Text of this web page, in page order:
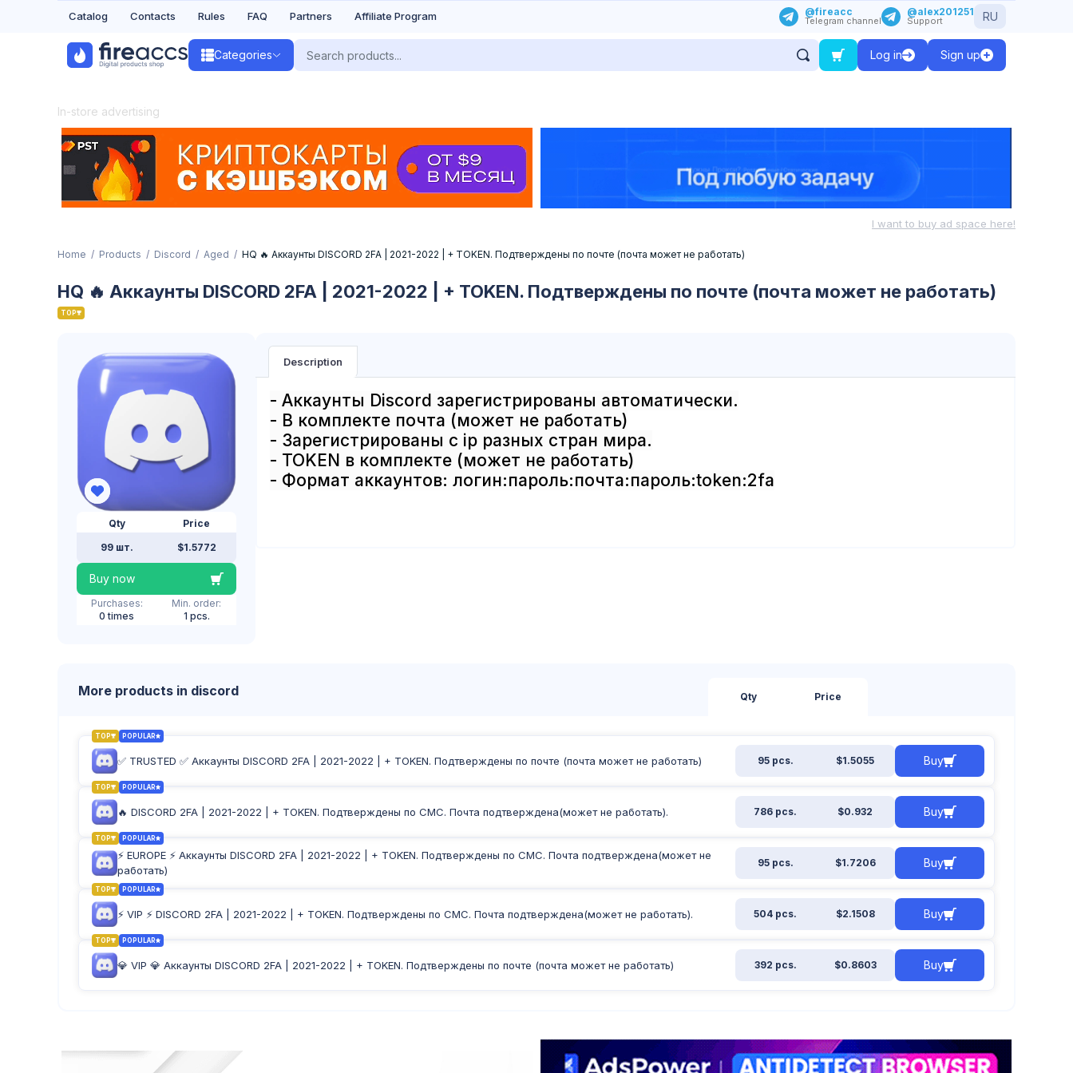
Catalog Contacts Rules FAQ Partners Affiliate Program @fireacc
Telegram channel
@alex201251
Support RU
Categories Log in Sign up
In-store advertising
I want to buy ad space here!
Home Products Discord Aged HQ 🔥 Аккаунты DISCORD 2FA | 2021-2022 | + TOKEN. Подтверждены по почте (почта может не работать)
HQ 🔥 Аккаунты DISCORD 2FA | 2021-2022 | + TOKEN. Подтверждены по почте (почта может не работать)
TOP
Qty
99 шт.
Price
$1.5772
Buy now
Purchases:
0 times
Min. order:
1 pcs.
Description
- Аккаунты Discord зарегистрированы автоматически.
- В комплекте почта (может не работать)
- Зарегистрированы с ip разных стран мира.
- TOKEN в комплекте (может не работать)
- Формат аккаунтов: логин:пароль:почта:пароль:token:2fa
More products in discord Qty Price
TOP POPULAR
✅ TRUSTED ✅ Аккаунты DISCORD 2FA | 2021-2022 | + TOKEN. Подтверждены по почте (почта может не работать) 95 pcs. $1.5055 Buy
TOP POPULAR
🔥 DISCORD 2FA | 2021-2022 | + TOKEN. Подтверждены по СМС. Почта подтверждена(может не работать). 786 pcs. $0.932 Buy
TOP POPULAR
⚡️ EUROPE ⚡️ Аккаунты DISCORD 2FA | 2021-2022 | + TOKEN. Подтверждены по СМС. Почта подтверждена(может не
работать)
95 pcs. $1.7206 Buy
TOP POPULAR
⚡️ VIP ⚡️ DISCORD 2FA | 2021-2022 | + TOKEN. Подтверждены по СМС. Почта подтверждена(может не работать). 504 pcs. $2.1508 Buy
TOP POPULAR
💎 VIP 💎 Аккаунты DISCORD 2FA | 2021-2022 | + TOKEN. Подтверждены по почте (почта может не работать) 392 pcs. $0.8603 Buy